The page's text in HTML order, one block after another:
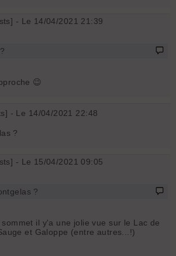
- Le 14/04/2021 21:39
😉
- Le 14/04/2021 22:48
?
- Le 15/04/2021 09:05
?
il y'a une jolie vue sur le Lac de
et Galoppe (entre autres...!)